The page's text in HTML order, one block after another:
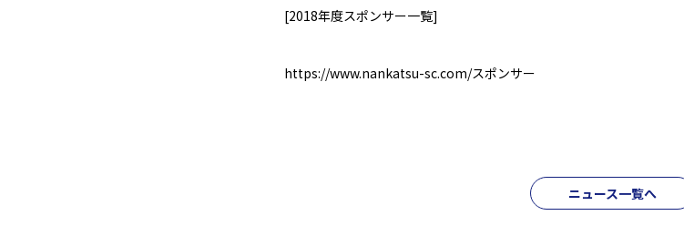
[2018年度スポンサー一覧]
https://www.nankatsu-sc.com/スポンサー
ニュース一覧へ